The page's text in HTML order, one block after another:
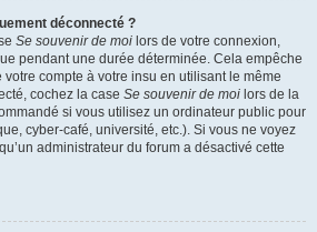
déconnecté ?
Se souvenir de moi lors de votre connexion,
pendant une durée déterminée. Cela empêche
votre compte à votre insu en utilisant le même
cochez la case Se souvenir de moi lors de la
si vous utilisez un ordinateur public pour
cyber-café, université, etc.). Si vous ne voyez
administrateur du forum a désactivé cette